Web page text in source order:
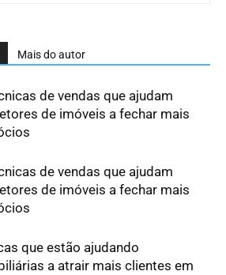
Mais do autor
de vendas que ajudam
de imóveis a fechar mais
de vendas que ajudam
de imóveis a fechar mais
que estão ajudando
a atrair mais clientes em